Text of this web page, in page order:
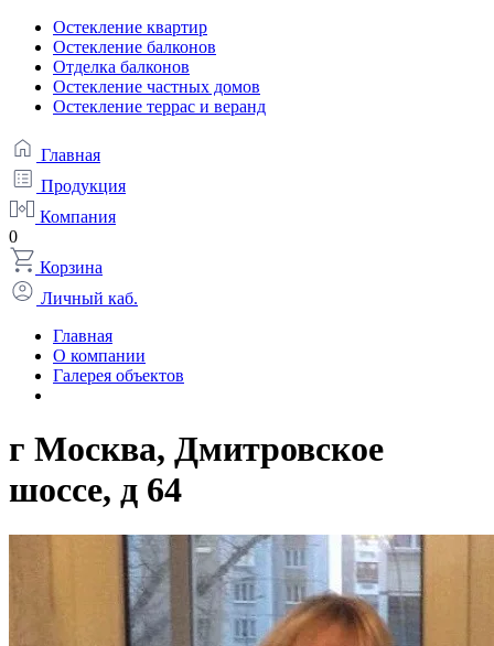
Остекление квартир
Остекление балконов
Отделка балконов
Остекление частных домов
Остекление террас и веранд
Главная
Продукция
Компания
0
Корзина
Личный каб.
Главная
О компании
Галерея объектов
г Москва, Дмитровское
шоссе, д 64